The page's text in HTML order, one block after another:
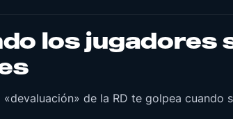
los jugadores
«devaluación» de la RD te golpea cuando